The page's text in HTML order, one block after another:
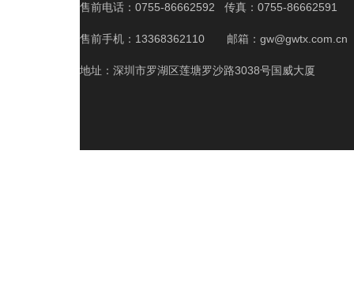
售前电话：0755-86662592 传真：0755-86662591
售前手机：13368362110 邮箱：gw@gwtx.com.cn
地址：深圳市罗湖区莲塘罗沙路3038号国威大厦